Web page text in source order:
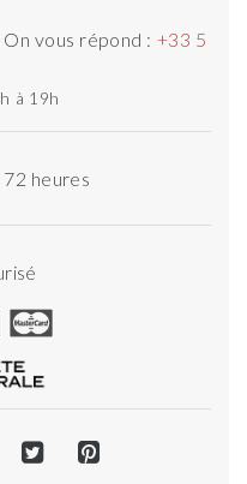
vous répond : +33 5
à 19h
72 heures